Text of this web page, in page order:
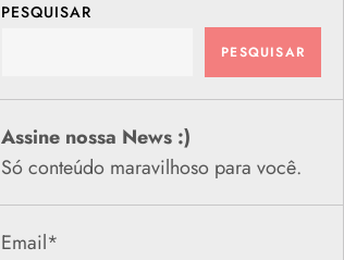
PESQUISAR
PESQUISAR
Assine nossa News :)
Só conteúdo maravilhoso para você.
Email*